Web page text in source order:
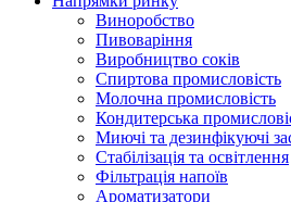
Виноробство
Пивоваріння
Виробництво соків
Спиртова промисловість
Молочна промисловість
Кондитерська
Миючі та дезинфікуючі
Стабілізація та освітлення
Фільтрація напоїв
Ароматизатори